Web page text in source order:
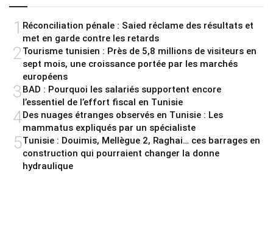
1 Réconciliation pénale : Saied réclame des résultats et
met en garde contre les retards
2 Tourisme tunisien : Près de 5,8 millions de visiteurs en
sept mois, une croissance portée par les marchés
européens
3BAD : Pourquoi les salariés supportent encore
l’essentiel de l’effort fiscal en Tunisie
4Des nuages étranges observés en Tunisie : Les
mammatus expliqués par un spécialiste
5Tunisie : Douimis, Mellègue 2, Raghai… ces barrages en
construction qui pourraient changer la donne
hydraulique